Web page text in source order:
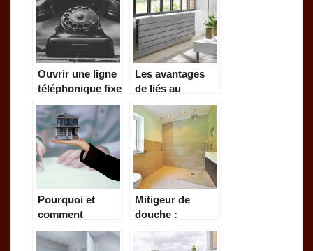
Ouvrir une ligne
téléphonique fixe
ou portable :
comment faire ?
Les avantages
de liés au
chauffage
électrique
Pourquoi et
comment
acheter une
nouvelle maison
Mitigeur de
douche :
comment faire
un bon choix ?